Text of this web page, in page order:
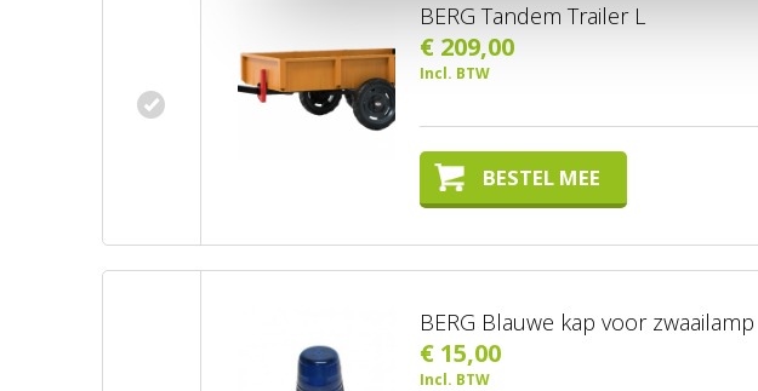
BERG Tandem Trailer L
€ 209,00
Incl. BTW
BESTEL MEE
BERG Blauwe kap voor zwaailamp
€ 15,00
Incl. BTW